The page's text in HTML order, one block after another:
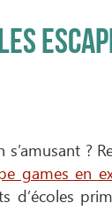
?
games en
d’écoles